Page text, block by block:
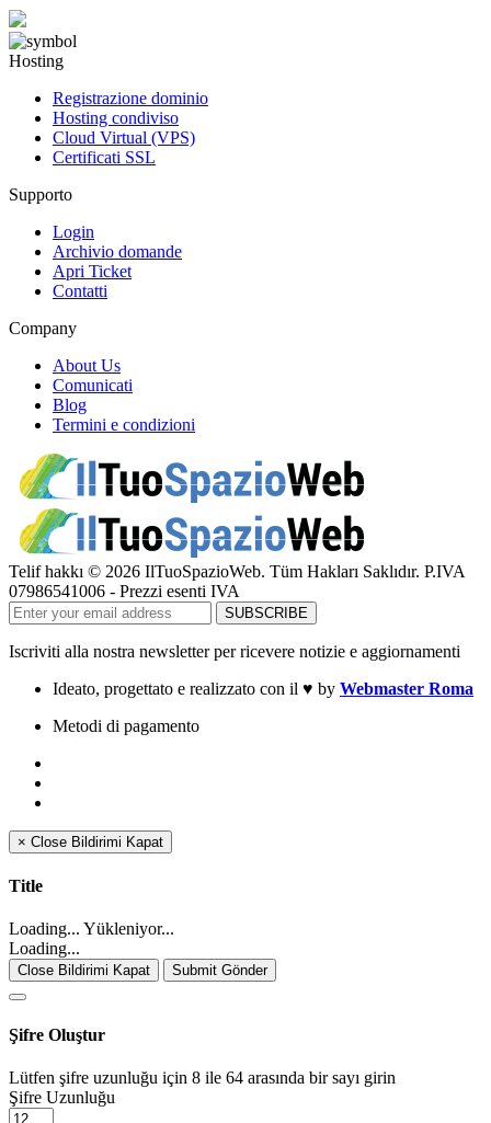
Hosting
Registrazione dominio
Hosting condiviso
Cloud Virtual (VPS)
Certificati SSL
Supporto
Login
Archivio domande
Apri Ticket
Contatti
Company
About Us
Comunicati
Blog
Termini e condizioni
Telif hakkı © 2026 IlTuoSpazioWeb. Tüm Hakları Saklıdır. P.IVA
07986541006 - Prezzi esenti IVA
Iscriviti alla nostra newsletter per ricevere notizie e aggiornamenti
Ideato, progettato e realizzato con il ♥ by Webmaster Roma
Metodi di pagamento
× Close Bildirimi Kapat
Title
Loading... Yükleniyor...
Loading...
Close Bildirimi Kapat Submit Gönder
Şifre Oluştur
Lütfen şifre uzunluğu için 8 ile 64 arasında bir sayı girin
Şifre Uzunluğu